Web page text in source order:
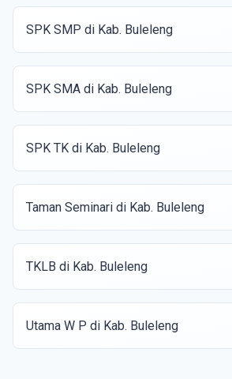
SPK SMP di Kab. Buleleng
SPK SMA di Kab. Buleleng
SPK TK di Kab. Buleleng
Taman Seminari di Kab. Buleleng
TKLB di Kab. Buleleng
Utama W P di Kab. Buleleng